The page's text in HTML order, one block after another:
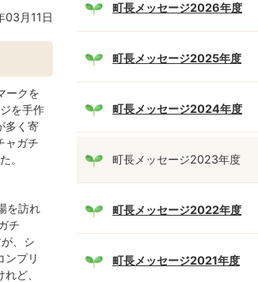
03月11日
ークを
を手作
多く寄
ャガチ
。
を訪れ
チ
、シ
ンプリ
ど、
町長メッセージ2026年度
町長メッセージ2025年度
町長メッセージ2024年度
町長メッセージ2023年度
町長メッセージ2022年度
町長メッセージ2021年度